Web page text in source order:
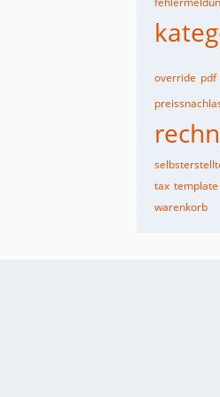
override pdf
tax template
warenkorb